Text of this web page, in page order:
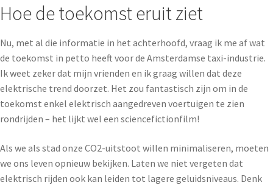
Hoe de toekomst eruit ziet
Nu, met al die informatie in het achterhoofd, vraag ik me af wat
de toekomst in petto heeft voor de Amsterdamse taxi-industrie.
Ik weet zeker dat mijn vrienden en ik graag willen dat deze
elektrische trend doorzet. Het zou fantastisch zijn om in de
toekomst enkel elektrisch aangedreven voertuigen te zien
rondrijden – het lijkt wel een sciencefictionfilm!
Als we als stad onze CO2-uitstoot willen minimaliseren, moeten
we ons leven opnieuw bekijken. Laten we niet vergeten dat
elektrisch rijden ook kan leiden tot lagere geluidsniveaus. Denk